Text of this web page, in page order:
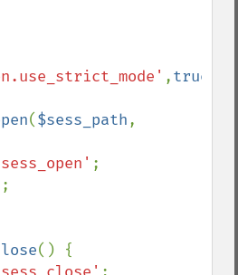
,true
($sess_path
;
;
() {